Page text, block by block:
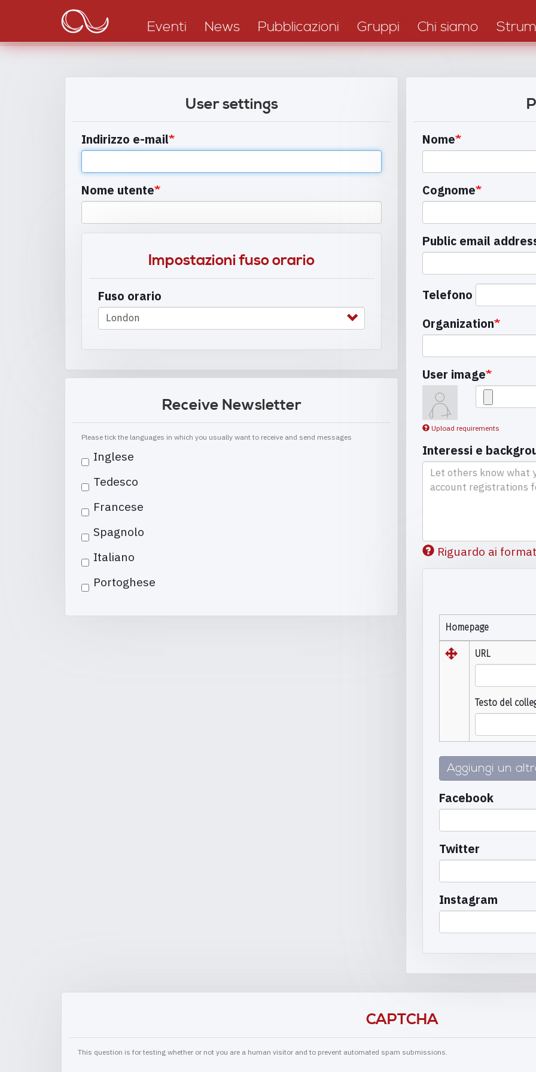
contenuto
navigation
Eventi News Pubblicazioni Gruppi Chi siamo
User settings
Indirizzo e-mail
Nome utente
Impostazioni fuso orario
Fuso orario
Receive Newsletter
Please tick the languages in which you usually want to receive and send messages
Inglese
Tedesco
Francese
Spagnolo
Italiano
Portoghese
Nome
Cognome
Public email
Telefono
Organization
User image
Upload requirements
Interessi e
Riguardo ai
Homepage
URL
Testo del
Aggiungi un
Facebook
Twitter
Instagram
CAPTCHA
This question is for testing whether or not you are a human visitor and to prevent automated spam submissions.